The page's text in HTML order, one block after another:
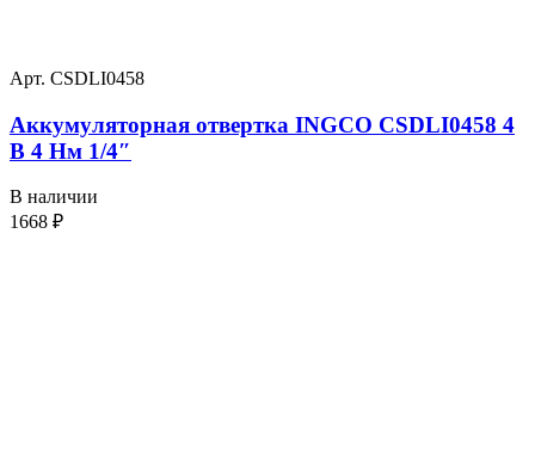
Арт. CSDLI0458
Аккумуляторная отвертка INGCO CSDLI0458 4
В 4 Нм 1/4″
В наличии
1668 ₽